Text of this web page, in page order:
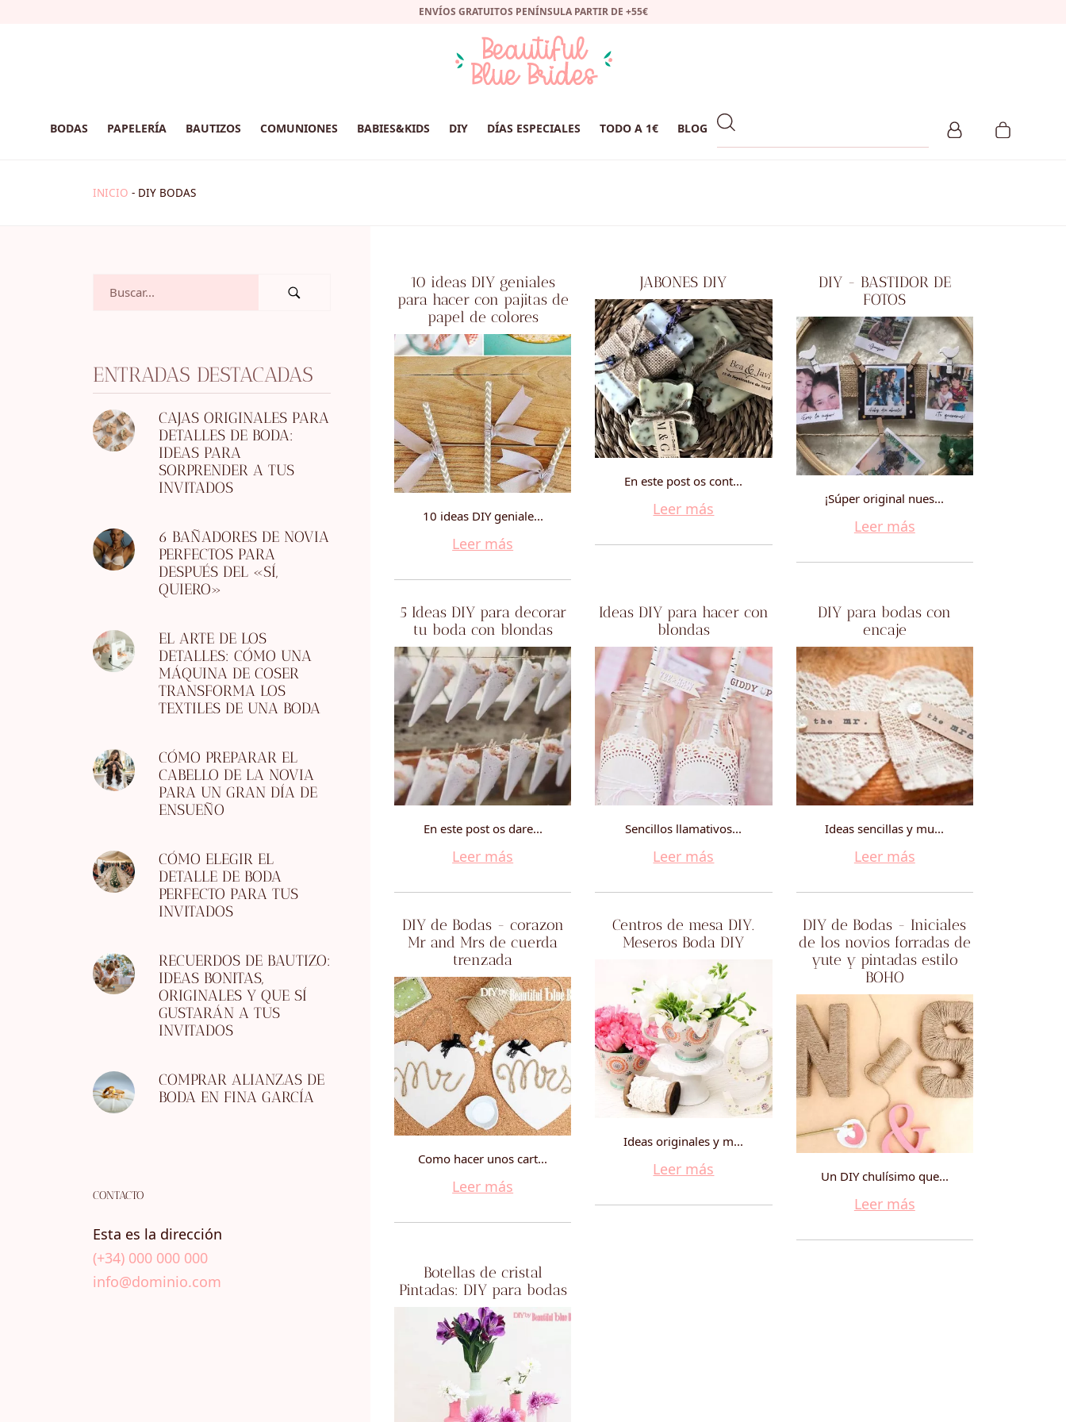
ENVÍOS GRATUITOS PENÍNSULA PARTIR DE +55€
BODAS PAPELERÍA BAUTIZOS COMUNIONES BABIES&KIDS DIY DÍAS ESPECIALES TODO A 1€ BLOG
INICIO - DIY BODAS
10 ideas DIY geniales
para hacer con pajitas de
papel de colores
10 ideas DIY geniale...
Leer más
JABONES DIY
En este post os cont...
Leer más
DIY - BASTIDOR DE
FOTOS
¡Súper original nues...
Leer más
5 Ideas DIY para decorar
tu boda con blondas
En este post os dare...
Leer más
Ideas DIY para hacer con
blondas
Sencillos llamativos...
Leer más
DIY para bodas con
encaje
Ideas sencillas y mu...
Leer más
DIY de Bodas - corazon
Mr and Mrs de cuerda
trenzada
Como hacer unos cart...
Leer más
Centros de mesa DIY.
Meseros Boda DIY
Ideas originales y m...
Leer más
DIY de Bodas - Iniciales
de los novios forradas de
yute y pintadas estilo
BOHO
Un DIY chulísimo que...
Leer más
Botellas de cristal
Pintadas: DIY para bodas
ENTRADAS DESTACADAS
CAJAS ORIGINALES PARA
DETALLES DE BODA:
IDEAS PARA
SORPRENDER A TUS
INVITADOS
6 BAÑADORES DE NOVIA
PERFECTOS PARA
DESPUÉS DEL «SÍ,
QUIERO»
EL ARTE DE LOS
DETALLES: CÓMO UNA
MÁQUINA DE COSER
TRANSFORMA LOS
TEXTILES DE UNA BODA
CÓMO PREPARAR EL
CABELLO DE LA NOVIA
PARA UN GRAN DÍA DE
ENSUEÑO
CÓMO ELEGIR EL
DETALLE DE BODA
PERFECTO PARA TUS
INVITADOS
RECUERDOS DE BAUTIZO:
IDEAS BONITAS,
ORIGINALES Y QUE SÍ
GUSTARÁN A TUS
INVITADOS
COMPRAR ALIANZAS DE
BODA EN FINA GARCÍA
CONTACTO
Esta es la dirección
(+34) 000 000 000
info@dominio.com